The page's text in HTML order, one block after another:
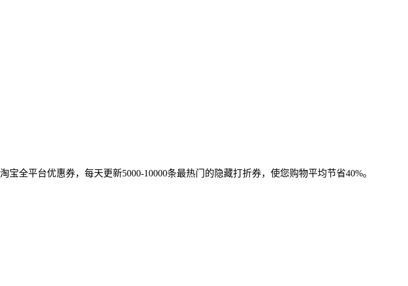
全平台优惠券，每天更新5000-10000条最热门的隐藏打折券，使您购物平均节省40%。